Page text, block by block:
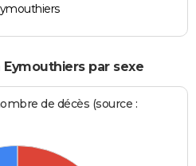
par sexe
de décès (source :